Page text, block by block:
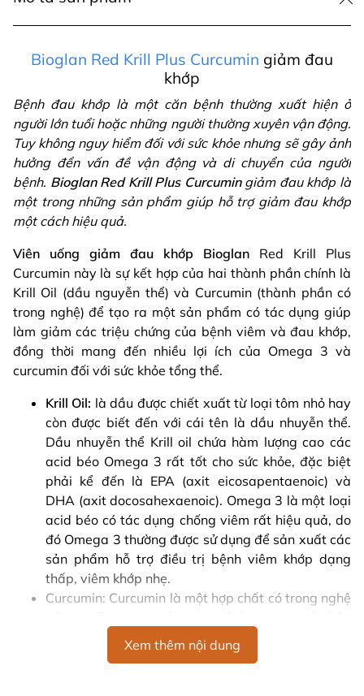
Bioglan Red Krill Plus Curcumin giảm đau
khớp
Bệnh đau khớp là một căn bệnh thường xuất hiện ở
người lớn tuổi hoặc những người thường xuyên vận động.
Tuy không nguy hiểm đối với sức khỏe nhưng sẽ gây ảnh
hưởng đển vấn đề vận động và di chuyển của người
bệnh. Bioglan Red Krill Plus Curcumingiảm đau khớp là
một trong những sản phẩm giúp hỗ trợ giảm đau khớp
một cách hiệu quả.
Viên uống giảm đau khớp Bioglan Red Krill Plus
Curcumin này là sự kết hợp của hai thành phần chính là
Krill Oil (dầu nguyễn thể) và Curcumin (thành phần có
trong nghệ) để tạo ra một sản phẩm có tác dụng giúp
làm giảm các triệu chứng của bệnh viêm và đau khớp,
đồng thời mang đến nhiều lợi ích của Omega 3 và
curcumin đối với sức khỏe tổng thể.
Krill Oil: là dầu được chiết xuất từ loại tôm nhỏ hay
còn được biết đến với cái tên là dầu nhuyễn thể.
Dầu nhuyễn thể Krill oil chứa hàm lượng cao các
acid béo Omega 3 rất tốt cho sức khỏe, đặc biệt
phải kể đến là EPA (axit eicosapentaenoic) và
DHA (axit docosahexaenoic). Omega 3 là một loại
acid béo có tác dụng chống viêm rất hiệu quả, do
đó Omega 3 thường được sử dụng để sản xuất các
sản phẩm hỗ trợ điều trị bệnh viêm khớp dạng
thấp, viêm khớp nhẹ.
Curcumin: Curcumin là một hợp chất có trong nghệ
(còn gọi là curcuma longa), một loại gia vị và thảo
dược. Nó có khả năng chống viêm và giảm đau, và
nghiên cứu cho thấy nó có thể hỗ trợ sức khỏe
Xem thêm nội dung